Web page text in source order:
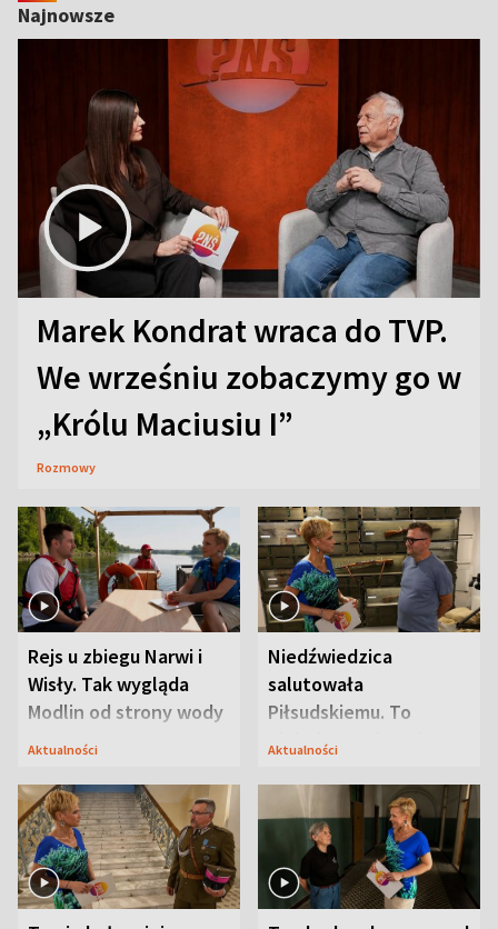
Najnowsze
Marek Kondrat wraca do TVP.
We wrześniu zobaczymy go w
„Królu Maciusiu I”
Rozmowy
Rejs u zbiegu Narwi i
Wisły. Tak wygląda
Modlin od strony wody
Aktualności
Niedźwiedzica
salutowała
Piłsudskiemu. To
niejedyna tajemnica
Aktualności